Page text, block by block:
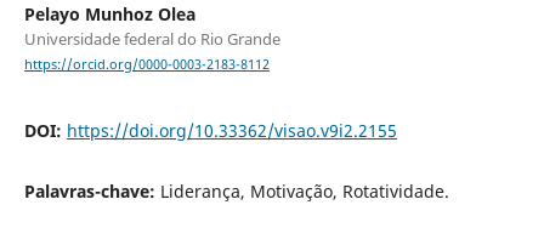
Pelayo Munhoz Olea
Universidade federal do Rio Grande
https://orcid.org/0000-0003-2183-8112
DOI: https://doi.org/10.33362/visao.v9i2.2155
Palavras-chave: Liderança, Motivação, Rotatividade.